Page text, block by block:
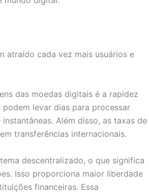
atraído cada vez mais usuários e
das moedas digitais é a rapidez
levar dias para processar
Além disso, as taxas de
transferências internacionais.
descentralizado, o que significa
Isso proporciona maior liberdade
financeiras. Essa